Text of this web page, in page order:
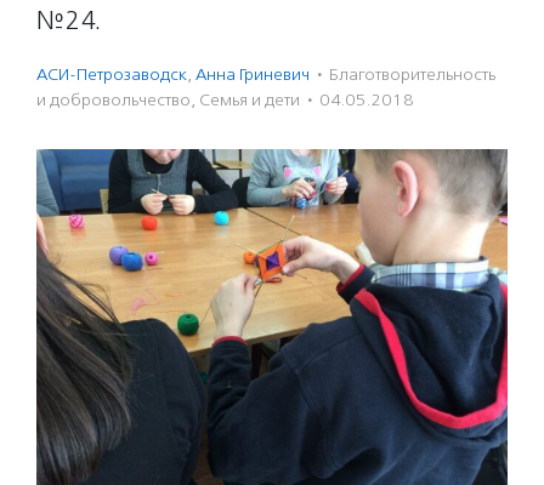
№24.
АСИ-Петрозаводск, Анна Гриневич · Благотвори­тель­ность
и доброволь­чест­во, Семья и дети · 04.05.2018